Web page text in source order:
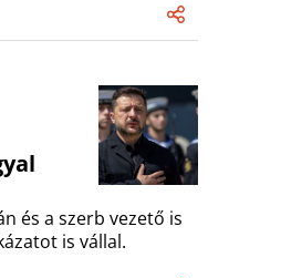
és a szerb vezető is
is vállal.